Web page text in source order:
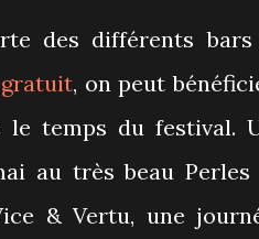
des différents
, on peut
le temps du festival.
au très beau Perles
& Vertu, une